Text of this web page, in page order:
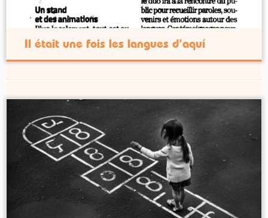
Il était une fois les langues d’aquí